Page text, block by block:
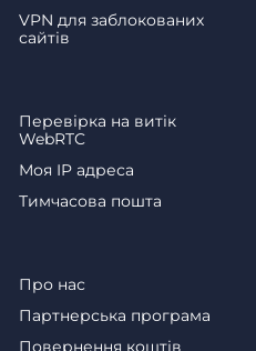
VPN для заблокованих
сайтів
Про нас
Партнерська програма
Повернення коштів
Перевірка на витік
WebRTC
Моя IP адреса
Тимчасова пошта